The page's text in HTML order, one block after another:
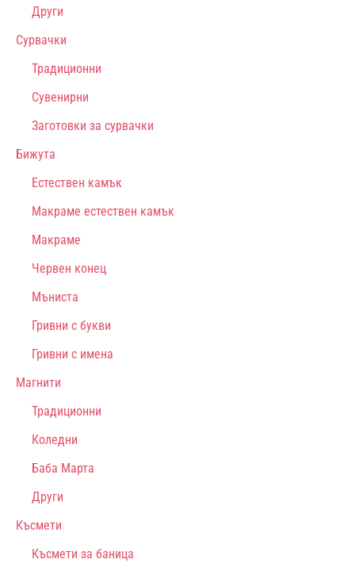
Други
Сурвачки
Традиционни
Сувенирни
Заготовки за сурвачки
Бижута
Естествен камък
Макраме естествен камък
Макраме
Червен конец
Мъниста
Гривни с букви
Гривни с имена
Магнити
Традиционни
Коледни
Баба Марта
Други
Късмети
Късмети за баница